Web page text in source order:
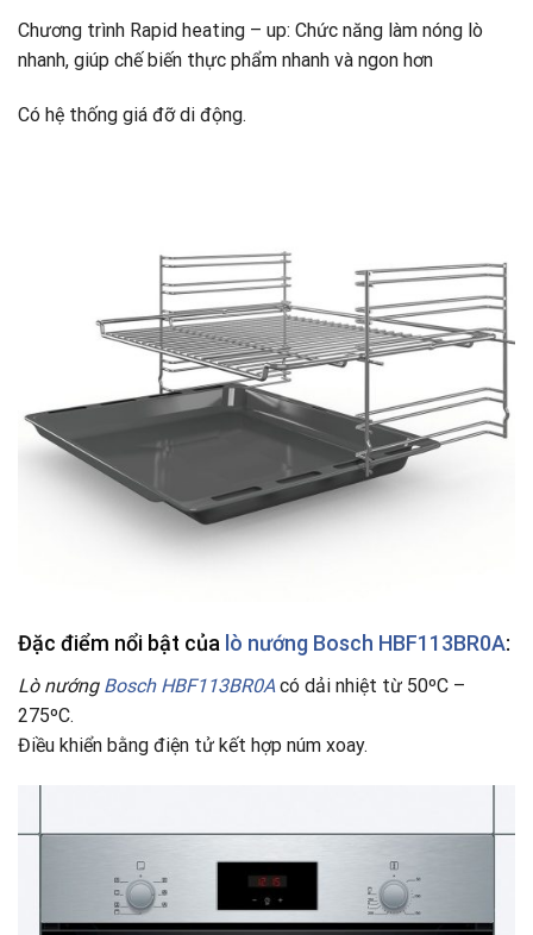
Chương trình Rapid heating – up: Chức năng làm nóng lò
nhanh, giúp chế biến thực phẩm nhanh và ngon hơn
Có hệ thống giá đỡ di động.
Đặc điểm nổi bật của lò nướng Bosch HBF113BR0A:
Lò nướng Bosch HBF113BR0Acó dải nhiệt từ 50ºC –
275ºC.
Điều khiển bằng điện tử kết hợp núm xoay.